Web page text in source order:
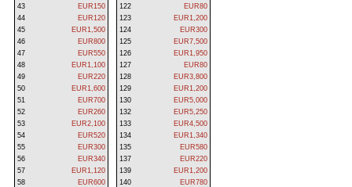
43
EUR150
44
EUR120
45
EUR1,500
46
EUR800
47
EUR550
48
EUR1,100
49
EUR220
50
EUR1,600
51
EUR700
52
EUR260
53
EUR2,100
54
EUR520
55
EUR300
56
EUR340
57
EUR1,120
58
EUR600
122
EUR80
123
EUR1,200
124
EUR300
125
EUR7,500
126
EUR1,950
127
EUR80
128
EUR3,800
129
EUR1,200
130
EUR5,000
132
EUR5,250
133
EUR4,500
134
EUR1,340
135
EUR580
137
EUR220
139
EUR1,200
140
EUR780